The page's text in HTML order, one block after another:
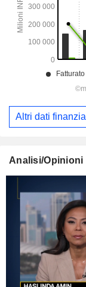
Altri dati
Analisi/Opinioni